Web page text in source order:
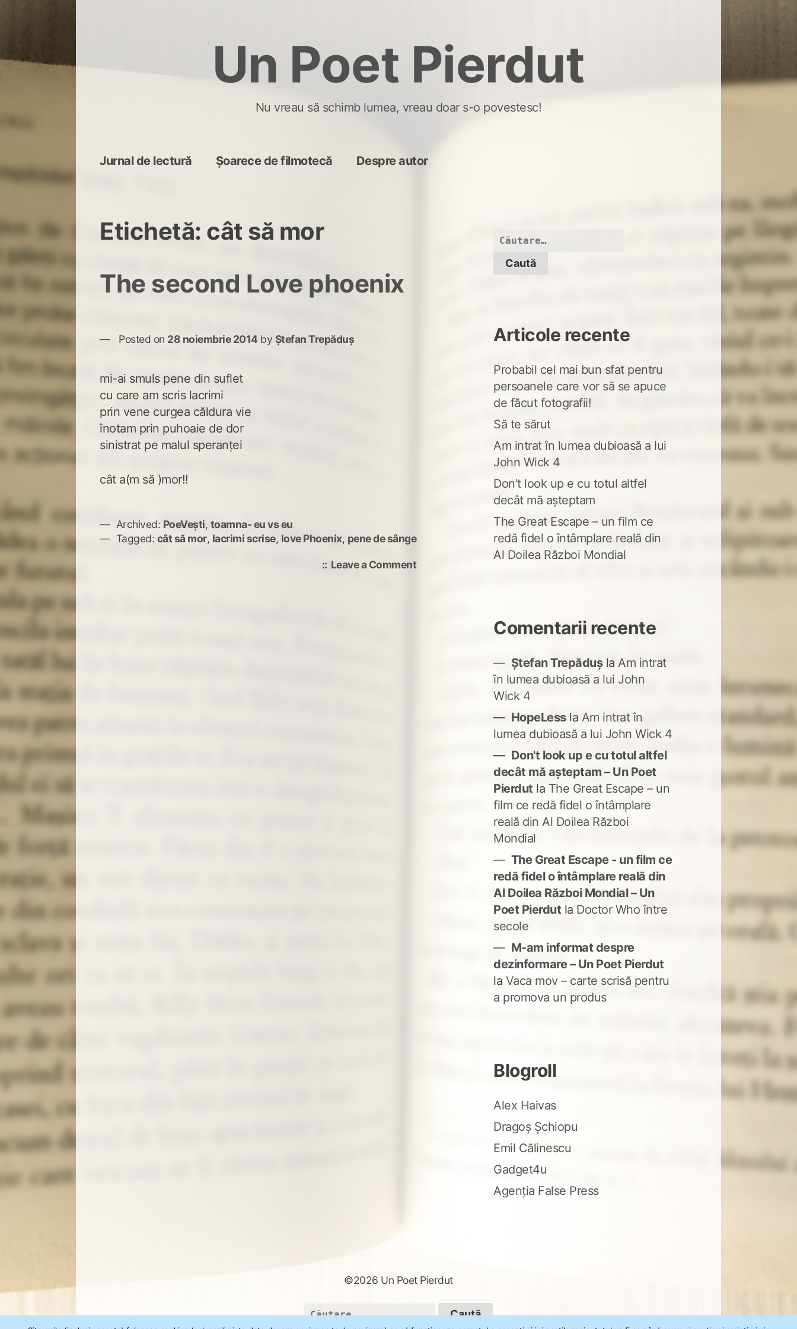
Un Poet Pierdut
Nu vreau să schimb lumea, vreau doar s-o povestesc!
Jurnal de lectură Șoarece de filmotecă Despre autor
Etichetă: cât să mor
The second Love phoenix
Posted on 28 noiembrie 2014 by Ștefan Trepăduș
mi-ai smuls pene din suflet
cu care am scris lacrimi
prin vene curgea căldura vie
înotam prin puhoaie de dor
sinistrat pe malul speranței
cât a(m să )mor!!
Archived: PoeVești, toamna- eu vs eu
Tagged: cât să mor, lacrimi scrise, love Phoenix, pene de sânge
Leave a Commenton
Caută
Articole recente
Probabil cel mai bun sfat pentru
persoanele care vor să se apuce
de făcut fotografii!
Să te sărut
Am intrat în lumea dubioasă a lui
John Wick 4
Don’t look up e cu totul altfel
decât mă așteptam
The Great Escape – un film ce
redă fidel o întâmplare reală din
Al Doilea Război Mondial
Comentarii recente
Ștefan Trepădușla Am intrat
în lumea dubioasă a lui John
Wick 4
HopeLessla Am intrat în
lumea dubioasă a lui John Wick 4
Don't look up e cu totul altfel
decât mă așteptam – Un Poet
Pierdut la The Great Escape – un
film ce redă fidel o întâmplare
reală din Al Doilea Război
Mondial
The Great Escape - un film ce
redă fidel o întâmplare reală din
Al Doilea Război Mondial – Un
Poet Pierdut la Doctor Who între
secole
M-am informat despre
dezinformare – Un Poet Pierdut
la Vaca mov – carte scrisă pentru
a promova un produs
Blogroll
Alex Haivas
Dragoș Șchiopu
Emil Călinescu
Gadget4u
Agenția False Press
©2026 Un Poet Pierdut
Caută